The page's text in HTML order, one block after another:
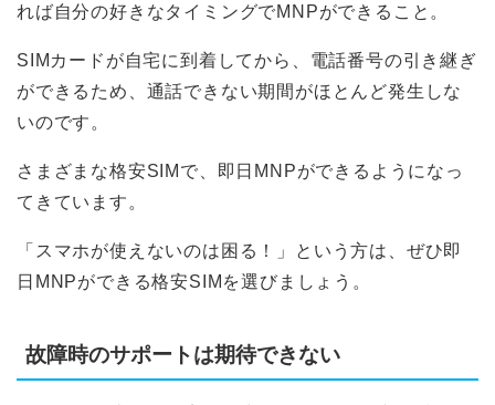
れば自分の好きなタイミングでMNPができること。
SIMカードが自宅に到着してから、電話番号の引き継ぎ
ができるため、通話できない期間がほとんど発生しな
いのです。
さまざまな格安SIMで、即日MNPができるようになっ
てきています。
「スマホが使えないのは困る！」という方は、ぜひ即
日MNPができる格安SIMを選びましょう。
故障時のサポートは期待できない